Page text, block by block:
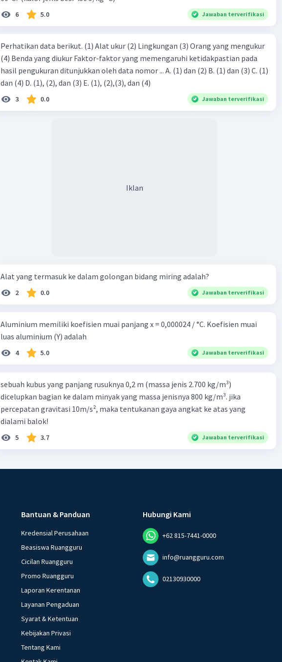
6 5.0 Jawaban terverifikasi
Perhatikan data berikut. (1) Alat ukur (2) Lingkungan (3) Orang yang mengukur
(4) Benda yang diukur Faktor-faktor yang memengaruhi ketidakpastian pada
hasil pengukuran ditunjukkan oleh data nomor ... A. (1) dan (2) B. (1) dan (3) C. (1)
dan (4) D. (1), (2), dan (3) E. (1), (2),(3), dan (4)
3 0.0 Jawaban terverifikasi
Iklan
Alat yang termasuk ke dalam golongan bidang miring adalah?
2 0.0 Jawaban terverifikasi
Aluminium memiliki koefisien muai panjang x = 0,000024 / °C. Koefisien muai
luas aluminium (Y) adalah
4 5.0 Jawaban terverifikasi
sebuah kubus yang panjang rusuknya 0,2 m (massa jenis 2.700 kg/m³)
dicelupkan bagian ke dalam minyak yang massa jenisnya 800 kg/m³. jika
percepatan gravitasi 10m/s², maka tentukanan gaya angkat ke atas yang
dialami balok!
5 3.7 Jawaban terverifikasi
Bantuan & Panduan
Kredensial Perusahaan
Beasiswa Ruangguru
Cicilan Ruangguru
Promo Ruangguru
Laporan Kerentanan
Layanan Pengaduan
Syarat & Ketentuan
Kebijakan Privasi
Tentang Kami
Hubungi Kami
+62 815-7441-0000
info@ruangguru.com
02130930000